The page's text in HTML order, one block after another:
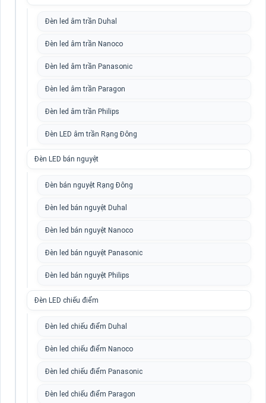
Đèn led âm trần Duhal
Đèn led âm trần Nanoco
Đèn led âm trần Panasonic
Đèn led âm trần Paragon
Đèn led âm trần Philips
Đèn LED âm trần Rạng Đông
Đèn LED bán nguyệt
Đèn bán nguyệt Rạng Đông
Đèn led bán nguyệt Duhal
Đèn led bán nguyệt Nanoco
Đèn led bán nguyệt Panasonic
Đèn led bán nguyệt Philips
Đèn LED chiếu điểm
Đèn led chiếu điểm Duhal
Đèn led chiếu điểm Nanoco
Đèn led chiếu điểm Panasonic
Đèn led chiếu điểm Paragon